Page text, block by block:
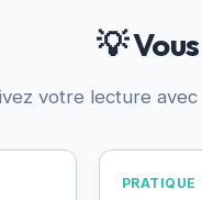
💡
votre lecture
PRATIQUE